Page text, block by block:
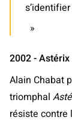
2002 -
Alain Chabat
triomphal
résiste contre